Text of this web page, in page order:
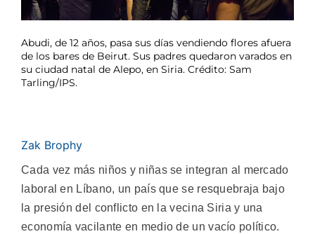
Abudi, de 12 años, pasa sus días vendiendo flores afuera
de los bares de Beirut. Sus padres quedaron varados en
su ciudad natal de Alepo, en Siria. Crédito: Sam
Tarling/IPS.
Zak Brophy
Cada vez más niños y niñas se integran al mercado
laboral en Líbano, un país que se resquebraja bajo
la presión del conflicto en la vecina Siria y una
economía vacilante en medio de un vacío político.